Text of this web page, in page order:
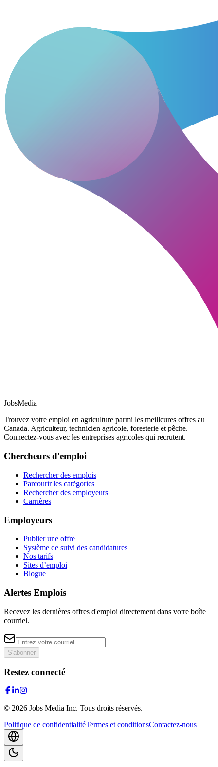
JobsMedia
Trouvez votre emploi en agriculture parmi les meilleures offres au
Canada. Agriculteur, technicien agricole, foresterie et pêche.
Connectez-vous avec les entreprises agricoles qui recrutent.
Chercheurs d'emploi
Rechercher des emplois
Parcourir les catégories
Rechercher des employeurs
Carrières
Employeurs
Publier une offre
Système de suivi des candidatures
Nos tarifs
Sites d’emploi
Blogue
Alertes Emplois
Recevez les dernières offres d'emploi directement dans votre boîte
courriel.
S'abonner
Restez connecté
© 2026 Jobs Media Inc. Tous droits réservés.
Politique de confidentialitéTermes et conditionsContactez-nous